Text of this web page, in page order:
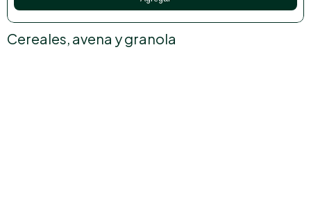
Cereales, avena y granola